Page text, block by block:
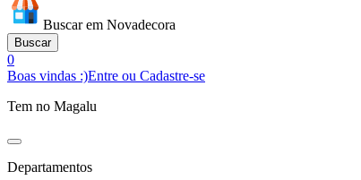
Buscar em Novadecora
Buscar
0
Boas vindas :)Entre ou Cadastre-se
Tem no Magalu
Departamentos